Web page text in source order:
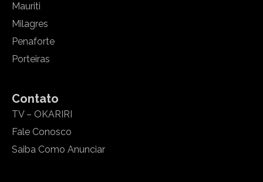
Mauriti
Milagres
Penaforte
Porteiras
Contato
TV – OKARIRI
Fale Conosco
Saiba Como Anunciar